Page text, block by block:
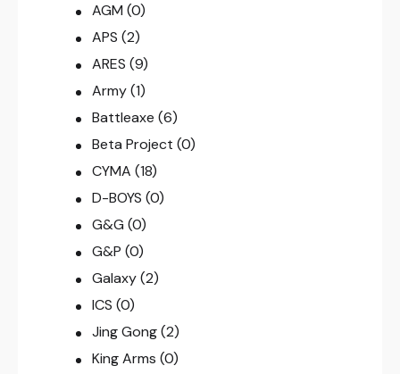
AGM (0)
APS (2)
ARES (9)
Army (1)
Battleaxe (6)
Beta Project (0)
CYMA (18)
D-BOYS (0)
G&G (0)
G&P (0)
Galaxy (2)
ICS (0)
Jing Gong (2)
King Arms (0)